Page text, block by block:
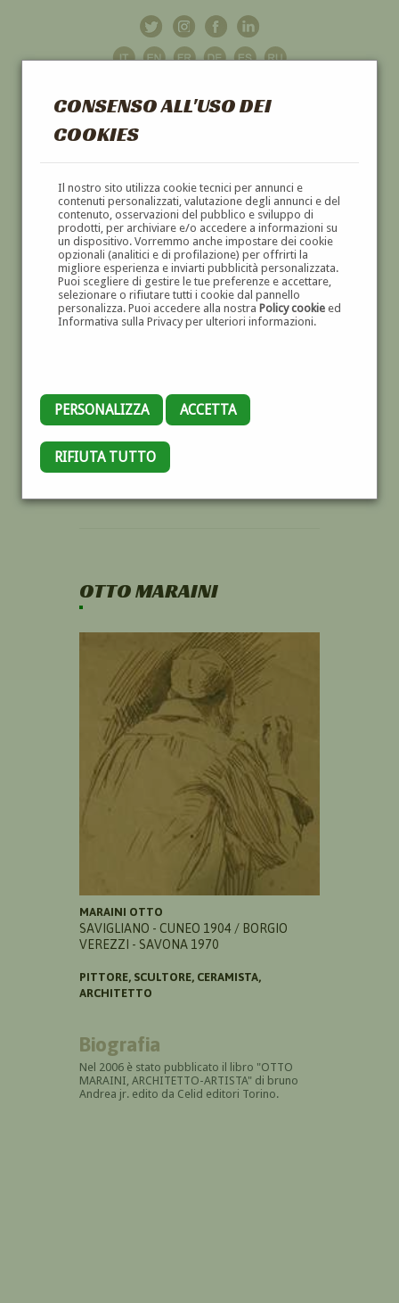
CONSENSO ALL'USO DEI
COOKIES
Il nostro sito utilizza cookie tecnici per annunci e
contenuti personalizzati, valutazione degli annunci e del
contenuto, osservazioni del pubblico e sviluppo di
prodotti, per archiviare e/o accedere a informazioni su
un dispositivo. Vorremmo anche impostare dei cookie
opzionali (analitici e di profilazione) per offrirti la
migliore esperienza e inviarti pubblicità personalizzata.
Puoi scegliere di gestire le tue preferenze e accettare,
selezionare o rifiutare tutti i cookie dal pannello
personalizza. Puoi accedere alla nostra Policy cookieed
Informativa sulla Privacy per ulteriori informazioni.
PERSONALIZZA ACCETTA
RIFIUTA TUTTO
GALLERIAD'ARTE
DIPINTI E SCULTURE '800 E '900
OTTO MARAINI
MARAINI OTTO
SAVIGLIANO - CUNEO 1904 / BORGIO
VEREZZI - SAVONA 1970
PITTORE, SCULTORE, CERAMISTA,
ARCHITETTO
Biografia
Nel 2006 è stato pubblicato il libro "OTTO
MARAINI, ARCHITETTO-ARTISTA" di bruno
Andrea jr. edito da Celid editori Torino.